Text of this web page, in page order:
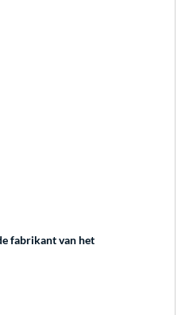
fabrikant van het